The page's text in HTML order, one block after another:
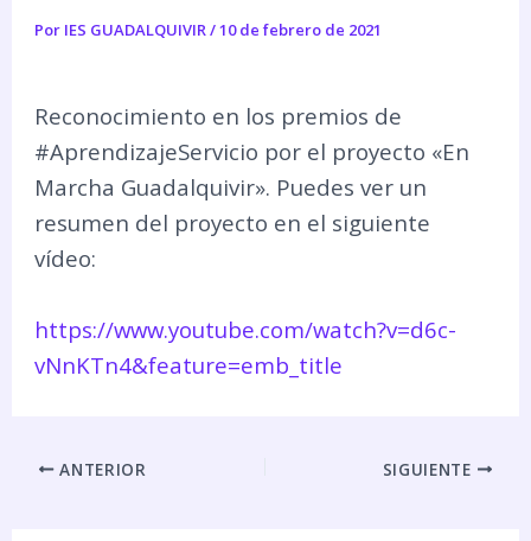
Por IES GUADALQUIVIR/10 de febrero de 2021
Reconocimiento en los premios de
#AprendizajeServicio por el proyecto «En
Marcha Guadalquivir». Puedes ver un
resumen del proyecto en el siguiente
vídeo:
https://www.youtube.com/watch?v=d6c-
vNnKTn4&feature=emb_title
ANTERIOR SIGUIENTE